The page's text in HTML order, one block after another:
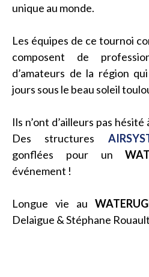
unique au monde.
Les équipes de ce tournoi
composent de
d’amateurs de la région
jours sous le beau soleil
Ils n’ont d’ailleurs pas
Des structures
gonflées pour un
événement !
Longue vie au
Delaigue & Stéphane